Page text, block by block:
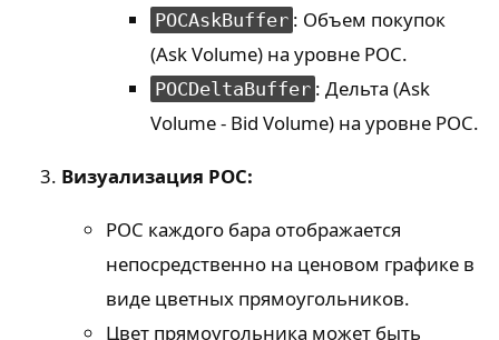
POCAskBuffer : Объем покупок
(Ask Volume) на уровне POC.
POCDeltaBuffer : Дельта (Ask
Volume - Bid Volume) на уровне POC.
Визуализация POC:
POC каждого бара отображается
непосредственно на ценовом графике в
виде цветных прямоугольников.
Цвет прямоугольника может быть